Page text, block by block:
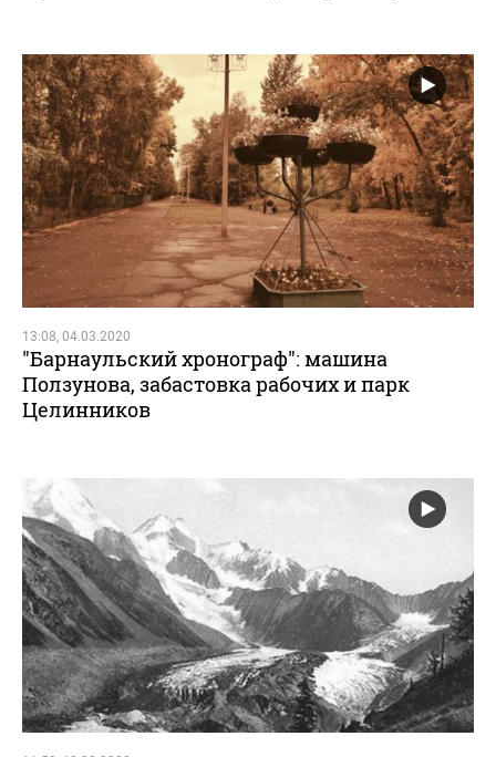
13:08, 04.03.2020
"Барнаульский хронограф": машина
Ползунова, забастовка рабочих и парк
Целинников